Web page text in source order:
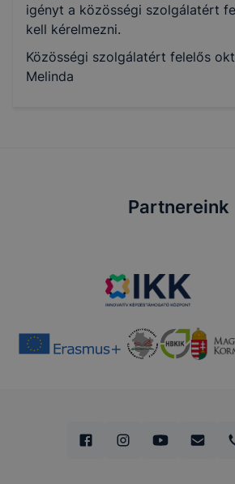
igényt a közösségi szolgálatért
kell kérelmezni.
Közösségi szolgálatért felelős
Melinda
Partnereink